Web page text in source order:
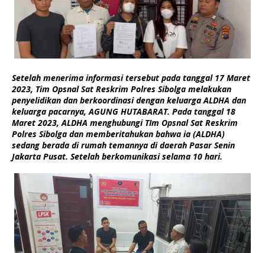
Setelah menerima informasi tersebut pada tanggal 17 Maret
2023, Tim Opsnal Sat Reskrim Polres Sibolga melakukan
penyelidikan dan berkoordinasi dengan keluarga ALDHA dan
keluarga pacarnya, AGUNG HUTABARAT. Pada tanggal 18
Maret 2023, ALDHA menghubungi TIm Opsnal Sat Reskrim
Polres Sibolga dan memberitahukan bahwa ia (ALDHA)
sedang berada di rumah temannya di daerah Pasar Senin
Jakarta Pusat. Setelah berkomunikasi selama 10 hari.